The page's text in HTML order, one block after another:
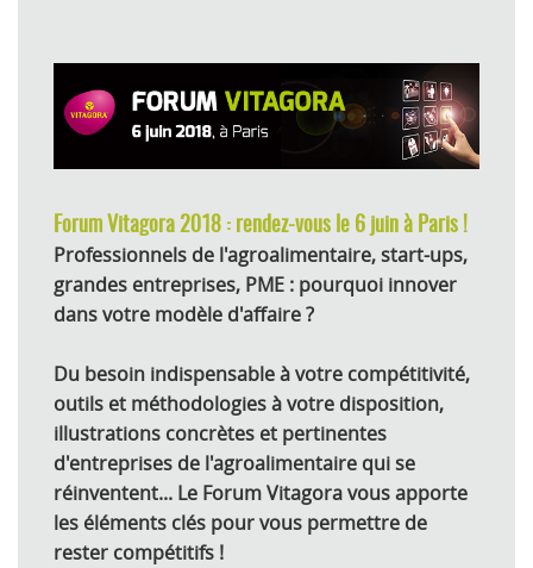
Forum Vitagora 2018 : rendez-vous le 6 juin à Paris !
Professionnels de l'agroalimentaire, start-ups,
grandes entreprises, PME : pourquoi innover
dans votre modèle d'affaire ?
Du besoin indispensable à votre compétitivité,
outils et méthodologies à votre disposition,
illustrations concrètes et pertinentes
d'entreprises de l'agroalimentaire qui se
réinventent... Le Forum Vitagora vous apporte
les éléments clés pour vous permettre de
rester compétitifs !